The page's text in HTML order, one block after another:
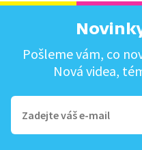
Pošleme vám, co
Nová videa,